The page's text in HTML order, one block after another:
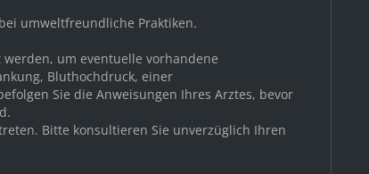
umweltfreundliche Praktiken.
um eventuelle vorhandene
Bluthochdruck, einer
Sie die Anweisungen Ihres Arztes, bevor
Bitte konsultieren Sie unverzüglich Ihren